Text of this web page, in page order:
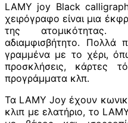
LAMY joy Black
χειρόγραφο είναι μια
της
αδιαμφισβήτητο. Πολλά
γραμμένα με το χέρι,
προσκλήσεις, κάρτες
προγράμματα κλπ.
Τα LAMY Joy έχουν
κλιπ με ελατήριο, το